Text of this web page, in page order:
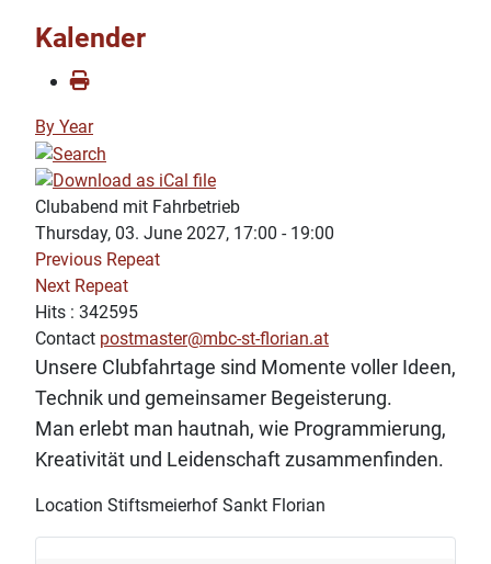
Kalender
By Year
Clubabend mit Fahrbetrieb
Thursday, 03. June 2027, 17:00 - 19:00
Previous Repeat
Next Repeat
Hits : 342595
Contact postmaster@mbc-st-florian.at
Unsere Clubfahrtage sind Momente voller Ideen,
Technik und gemeinsamer Begeisterung.
Man erlebt man hautnah, wie Programmierung,
Kreativität und Leidenschaft zusammenfinden.
Location Stiftsmeierhof Sankt Florian